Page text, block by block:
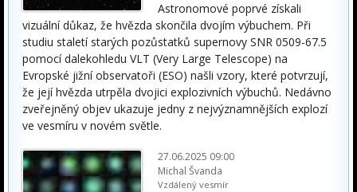
Astronomové poprvé získali
vizuální důkaz, že hvězda skončila dvojím výbuchem. Při
studiu staletí starých pozůstatků supernovy SNR 0509-67.5
pomocí dalekohledu VLT (Very Large Telescope) na
Evropské jižní observatoři (ESO) našli vzory, které potvrzují,
že její hvězda utrpěla dvojici explozivních výbuchů. Nedávno
zveřejněný objev ukazuje jedny z nejvýznamnějších explozí
ve vesmíru v novém světle.
27.06.2025 09:00
Michal Švanda
Vzdálený vesmír